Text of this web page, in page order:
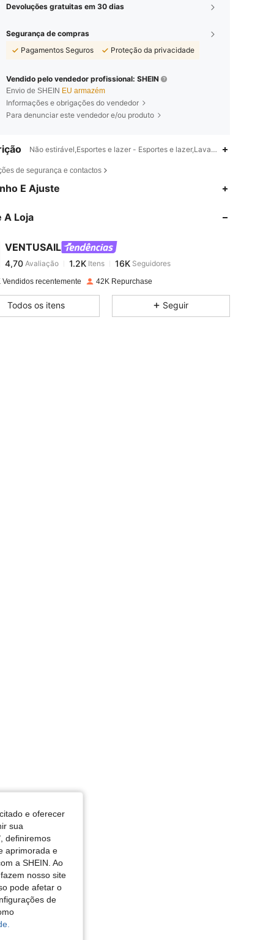
Devoluções gratuitas em 30 dias
Segurança de compras
Pagamentos Seguros
Proteção da privacidade
Vendido pelo vendedor profissional: SHEIN
Envio de SHEIN EU armazém
Informações e obrigações do vendedor
Para denunciar este vendedor e/ou produto
Não estirável,Esportes e lazer - Esportes e lazer,Lavagem de máquina
de segurança e contactos
E Ajuste
A Loja
VENTUSAIL
4,70
1.2KItens 16K
c***4pago1 dia atrás
Vendidos recentemente 42K Repurchase
Todos os itens Seguir
e oferecer
sua
definiremos
aprimorada e
a SHEIN. Ao
nosso site
pode afetar o
de